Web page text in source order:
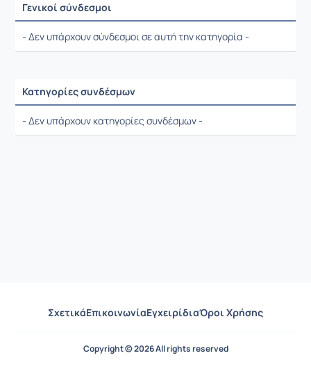
Γενικοί σύνδεσμοι
Ρυθμίσεις επιλογής / Αποτελέσματα
- Δεν υπάρχουν σύνδεσμοι σε αυτή την κατηγορία -
Κατηγορίες συνδέσμων
Ρυθμίσεις επιλογής / Αποτελέσματα
- Δεν υπάρχουν κατηγορίες συνδέσμων -
ΣχετικάΕπικοινωνίαΕγχειρίδιαΌροι Χρήσης
Copyright © 2026 All rights reserved